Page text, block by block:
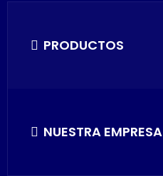
PRODUCTOS
NUESTRA EMPRESA